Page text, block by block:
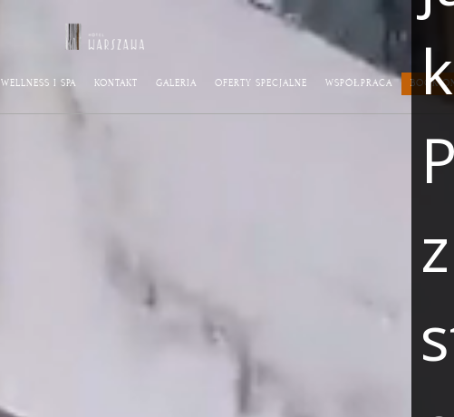
WELLNESS I SPA KONTAKT GALERIA OFERTY SPECJALNE WSPÓŁPRACA BOOK